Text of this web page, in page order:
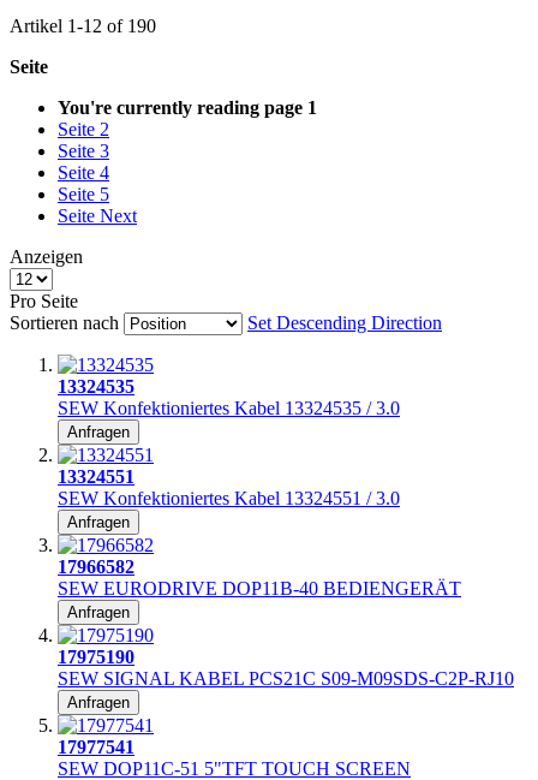
Artikel 1-12 of 190
Seite
You're currently reading page 1
Seite 2
Seite 3
Seite 4
Seite 5
Seite Next
Anzeigen
Pro Seite
Sortieren nach
Set Descending Direction
13324535
SEW Konfektioniertes Kabel 13324535 / 3.0
Anfragen
13324551
SEW Konfektioniertes Kabel 13324551 / 3.0
Anfragen
17966582
SEW EURODRIVE DOP11B-40 BEDIENGERÄT
Anfragen
17975190
SEW SIGNAL KABEL PCS21C S09-M09SDS-C2P-RJ10
Anfragen
17977541
SEW DOP11C-51 5"TFT TOUCH SCREEN